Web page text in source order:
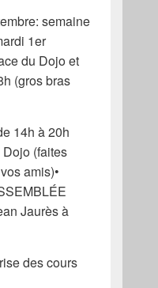
semaine
1er
du Dojo et
(gros bras
14h à 20h
(faites
amis)•
Jaurès à
des cours